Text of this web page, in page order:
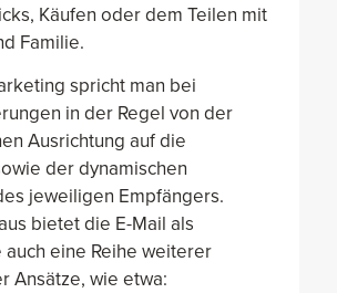
Käufen oder dem Teilen mit
Familie.
spricht man bei
in der Regel von der
Ausrichtung auf die
der dynamischen
jeweiligen Empfängers.
bietet die E-Mail als
auch eine Reihe weiterer
Ansätze, wie etwa: